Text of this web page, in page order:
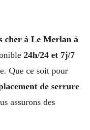
cher à Le Merlan à
24h/24 et 7j/7
Que ce soit pour
de serrure
assurons des